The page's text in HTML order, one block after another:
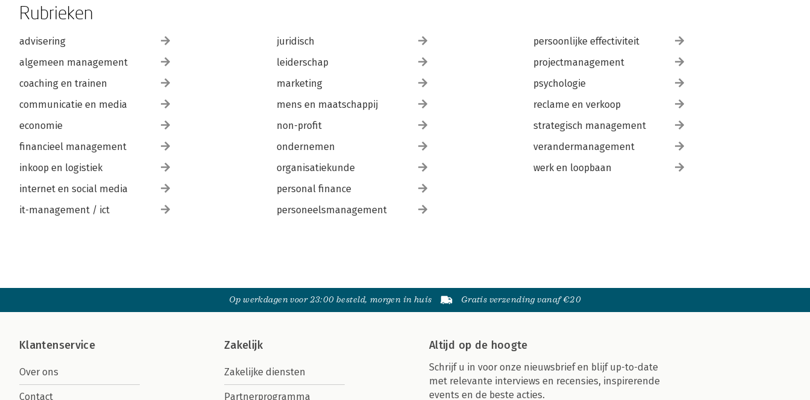
Rubrieken
advisering
algemeen management
coaching en trainen
communicatie en media
economie
financieel management
inkoop en logistiek
internet en social media
it-management / ict
juridisch
leiderschap
marketing
mens en maatschappij
non-profit
ondernemen
organisatiekunde
personal finance
personeelsmanagement
persoonlijke effectiviteit
projectmanagement
psychologie
reclame en verkoop
strategisch management
verandermanagement
werk en loopbaan
Op werkdagen voor 23:00 besteld, morgen in huis Gratis verzending vanaf €20
Klantenservice
Over ons
Contact
Zakelijk
Zakelijke diensten
Partnerprogramma
Altijd op de hoogte
Schrijf u in voor onze nieuwsbrief en blijf up-to-date
met relevante interviews en recensies, inspirerende
events en de beste acties.